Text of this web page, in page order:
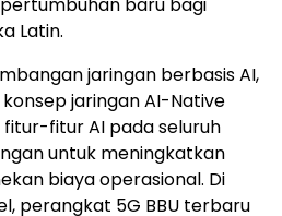
Latin.
jaringan berbasis AI,
jaringan AI-Native
fitur AI pada seluruh
untuk meningkatkan
biaya operasional. Di
perangkat 5G BBU terbaru